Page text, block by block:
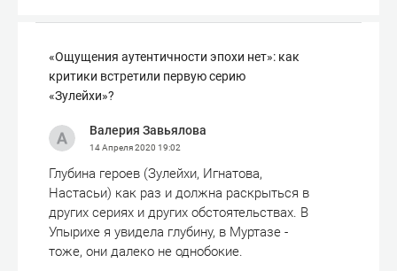
«Ощущения аутентичности эпохи нет»: как
критики встретили первую серию
«Зулейхи»?
Валерия Завьялова
14 Апреля 2020 19:02
Глубина героев (Зулейхи, Игнатова,
Настасьи) как раз и должна раскрыться в
других сериях и других обстоятельствах. В
Упырихе я увидела глубину, в Муртазе -
тоже, они далеко не однобокие.